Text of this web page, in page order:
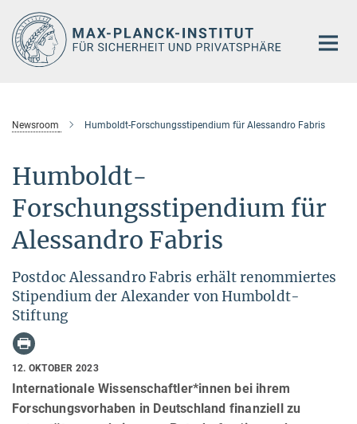
Hauptinhalt
Newsroom Humboldt-Forschungsstipendium für Alessandro Fabris
Humboldt-
Forschungsstipendium für
Alessandro Fabris
Postdoc Alessandro Fabris erhält renommiertes
Stipendium der Alexander von Humboldt-
Stiftung
12. OKTOBER 2023
Internationale Wissenschaftler*innen bei ihrem
Forschungsvorhaben in Deutschland finanziell zu